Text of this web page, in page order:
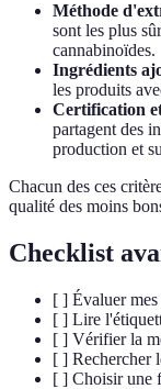
Méthode
sont les plus
cannabinoïdes.
Ingrédients
les produits
Certification
partagent des
production et
Chacun des ces
qualité des moins
Checklist
[ ] Évaluer
[ ] Lire
[ ] Vérifier la
[ ] Rechercher
[ ] Choisir une